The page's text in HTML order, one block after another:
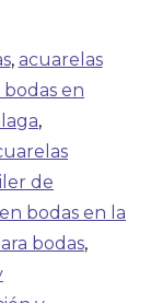
, acuarelas
en
,
de
bodas en la
bodas,